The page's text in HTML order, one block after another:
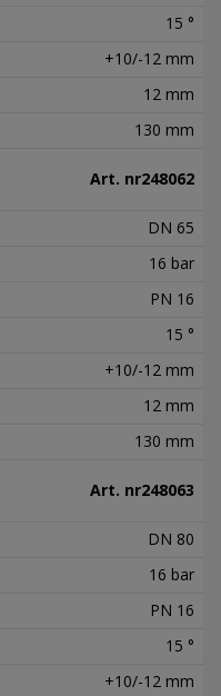
15 °
+10/-12 mm
12 mm
130 mm
Art. nr248062
DN 65
16 bar
PN 16
15 °
+10/-12 mm
12 mm
130 mm
Art. nr248063
DN 80
16 bar
PN 16
15 °
+10/-12 mm